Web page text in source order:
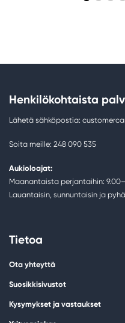
Henkilökohtaista
Lähetä sähköpostia:
Soita meille: 248 090 535
Aukioloajat:
Maanantaista perjantaihin:
Lauantaisin, sunnuntaisin ja
Tietoa
Ota yhteyttä
Suosikkisivustot
Kysymykset ja vastaukset